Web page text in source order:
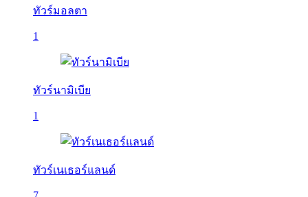
ทัวร์มอลตา
1
ทัวร์นามิเบีย
1
ทัวร์เนเธอร์แลนด์